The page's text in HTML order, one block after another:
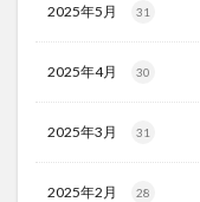
2025年5月 31
2025年4月 30
2025年3月 31
2025年2月 28